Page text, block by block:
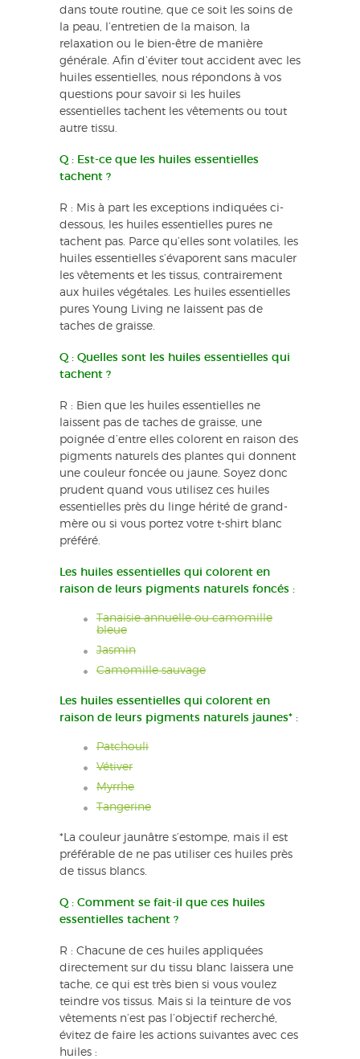
dans toute routine, que ce soit les soins de
la peau, l’entretien de la maison, la
relaxation ou le bien-être de manière
générale. Afin d’éviter tout accident avec les
huiles essentielles, nous répondons à vos
questions pour savoir si les huiles
essentielles tachent les vêtements ou tout
autre tissu.
Q : Est-ce que les huiles essentielles
tachent ?
R : Mis à part les exceptions indiquées ci-
dessous, les huiles essentielles pures ne
tachent pas. Parce qu’elles sont volatiles, les
huiles essentielles s’évaporent sans maculer
les vêtements et les tissus, contrairement
aux huiles végétales. Les huiles essentielles
pures Young Living ne laissent pas de
taches de graisse.
Q : Quelles sont les huiles essentielles qui
tachent ?
R : Bien que les huiles essentielles ne
laissent pas de taches de graisse, une
poignée d’entre elles colorent en raison des
pigments naturels des plantes qui donnent
une couleur foncée ou jaune. Soyez donc
prudent quand vous utilisez ces huiles
essentielles près du linge hérité de grand-
mère ou si vous portez votre t-shirt blanc
préféré.
Les huiles essentielles qui colorent en
raison de leurs pigments naturels foncés :
Tanaisie annuelle ou camomille
bleue
Jasmin
Camomille sauvage
Les huiles essentielles qui colorent en
raison de leurs pigments naturels jaunes* :
Patchouli
Vétiver
Myrrhe
Tangerine
*La couleur jaunâtre s’estompe, mais il est
préférable de ne pas utiliser ces huiles près
de tissus blancs.
Q : Comment se fait-il que ces huiles
essentielles tachent ?
R : Chacune de ces huiles appliquées
directement sur du tissu blanc laissera une
tache, ce qui est très bien si vous voulez
teindre vos tissus. Mais si la teinture de vos
vêtements n’est pas l’objectif recherché,
évitez de faire les actions suivantes avec ces
huiles :